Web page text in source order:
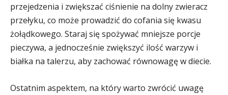
przejedzenia i zwiększać ciśnienie na dolny zwieracz
przełyku, co może prowadzić do cofania się kwasu
żołądkowego. Staraj się spożywać mniejsze porcje
pieczywa, a jednocześnie zwiększyć ilość warzyw i
białka na talerzu, aby zachować równowagę w diecie.
Ostatnim aspektem, na który warto zwrócić uwagę